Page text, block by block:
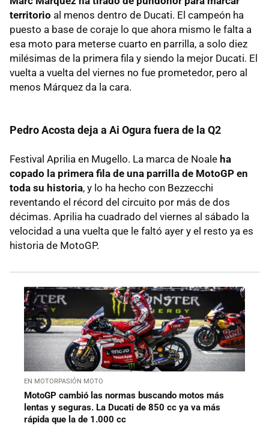
territorio al menos dentro de Ducati. El campeón ha
puesto a base de coraje lo que ahora mismo le falta a
esa moto para meterse cuarto en parrilla, a solo diez
milésimas de la primera fila y siendo la mejor Ducati. El
vuelta a vuelta del viernes no fue prometedor, pero al
menos Márquez da la cara.
Pedro Acosta deja a Ai Ogura fuera de la Q2
Festival Aprilia en Mugello. La marca de Noale ha
copado la primera fila de una parrilla de MotoGP en
toda su historia, y lo ha hecho con Bezzecchi
reventando el récord del circuito por más de dos
décimas. Aprilia ha cuadrado del viernes al sábado la
velocidad a una vuelta que le faltó ayer y el resto ya es
historia de MotoGP.
EN MOTORPASIÓN MOTO
MotoGP cambió las normas buscando motos más
lentas y seguras. La Ducati de 850 cc ya va más
rápida que la de 1.000 cc